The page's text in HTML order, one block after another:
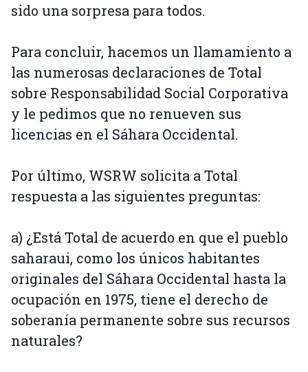
sido una sorpresa para todos.
Para concluir, hacemos un llamamiento a
las numerosas declaraciones de Total
sobre Responsabilidad Social Corporativa
y le pedimos que no renueven sus
licencias en el Sáhara Occidental.
Por último, WSRW solicita a Total
respuesta a las siguientes preguntas:
a) ¿Está Total de acuerdo en que el pueblo
saharaui, como los únicos habitantes
originales del Sáhara Occidental hasta la
ocupación en 1975, tiene el derecho de
soberanía permanente sobre sus recursos
naturales?